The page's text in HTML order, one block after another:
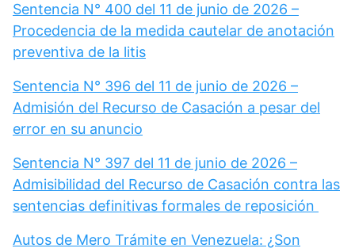
Sentencia N° 400 del 11 de junio de 2026 –
Procedencia de la medida cautelar de anotación
preventiva de la litis
Sentencia N° 396 del 11 de junio de 2026 –
Admisión del Recurso de Casación a pesar del
error en su anuncio
Sentencia N° 397 del 11 de junio de 2026 –
Admisibilidad del Recurso de Casación contra las
sentencias definitivas formales de reposición
Autos de Mero Trámite en Venezuela: ¿Son